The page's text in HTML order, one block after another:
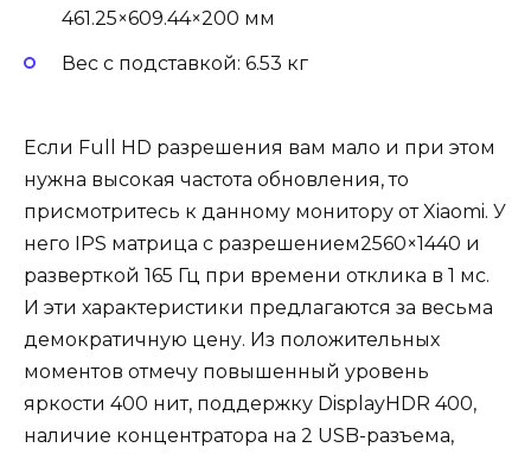
461.25×609.44×200 мм
Вес с подставкой: 6.53 кг
Если Full HD разрешения вам мало и при этом
нужна высокая частота обновления, то
присмотритесь к данному монитору от Xiaomi. У
него IPS матрица с разрешением2560×1440 и
разверткой 165 Гц при времени отклика в 1 мс.
И эти характеристики предлагаются за весьма
демократичную цену. Из положительных
моментов отмечу повышенный уровень
яркости 400 нит, поддержку DisplayHDR 400,
наличие концентратора на 2 USB-разъема,